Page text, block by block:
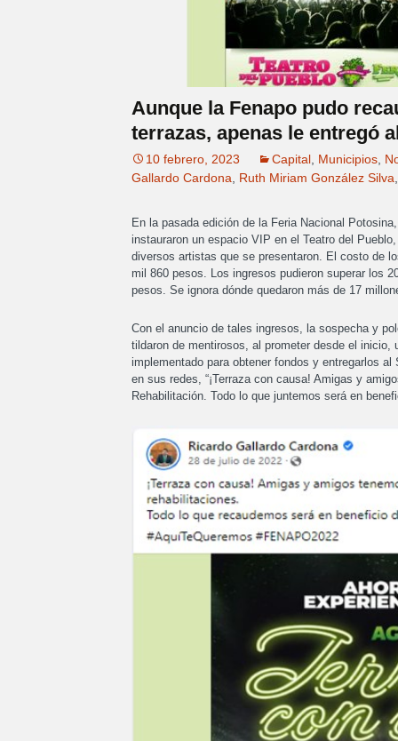
Aunque la Fenapo pudo
terrazas, apenas le entregó
10 febrero, 2023 Capital, Municipios,
Gallardo Cardona, Ruth Miriam González Silva
En la pasada edición de la Feria Nacional
instauraron un espacio VIP en el Teatro del
diversos artistas que se presentaron. El costo de
mil 860 pesos. Los ingresos pudieron superar los
pesos. Se ignora dónde quedaron más de 17
Con el anuncio de tales ingresos, la sospecha y
tildaron de mentirosos, al prometer desde el
implementado para obtener fondos y entregarlos
en sus redes, “¡Terraza con causa! Amigas y
Rehabilitación. Todo lo que juntemos será en